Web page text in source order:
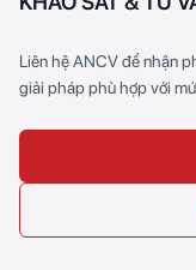
Liên hệ ANCV để nhận
giải pháp phù hợp với